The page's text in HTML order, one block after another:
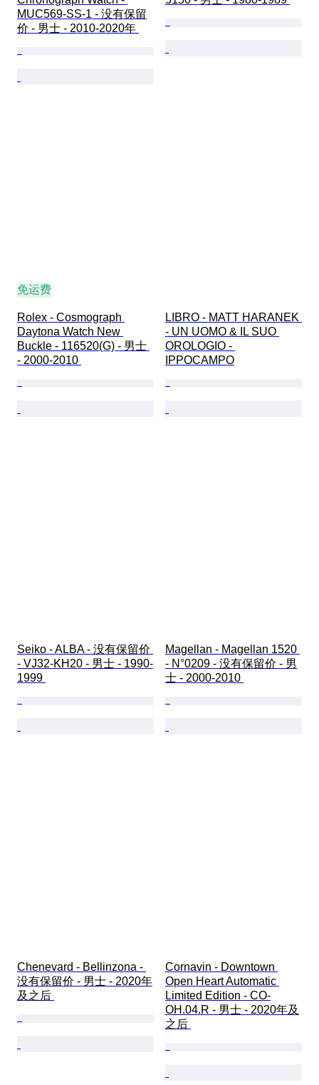
MUC569-SS-1 - 没有保留
价 - 男士 - 2010-2020年
免运费
Rolex - Cosmograph
Daytona Watch New
Buckle - 116520(G) - 男士
- 2000-2010
LIBRO - MATT HARANEK
- UN UOMO & IL SUO
OROLOGIO -
IPPOCAMPO
Seiko - ALBA - 没有保留价
- VJ32-KH20 - 男士 - 1990-
1999
Magellan - Magellan 1520
- N°0209 - 没有保留价 - 男
士 - 2000-2010
Chenevard - Bellinzona -
没有保留价 - 男士 - 2020年
及之后
Cornavin - Downtown
Open Heart Automatic
Limited Edition - CO-
OH.04.R - 男士 - 2020年及
之后